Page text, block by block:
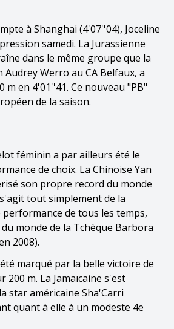
à Shanghai (4'07''04), Joceline
samedi. La Jurassienne
dans le même groupe que la
Audrey Werro au CA Belfaux, a
m en 4'01''41. Ce nouveau "PB"
de la saison.
féminin a par ailleurs été le
de choix. La Chinoise Yan
son propre record du monde
tout simplement de la
de tous les temps,
monde de la Tchèque Barbora
2008).
marqué par la belle victoire de
200 m. La Jamaïcaine s'est
star américaine Sha'Carri
quant à elle à un modeste 4e